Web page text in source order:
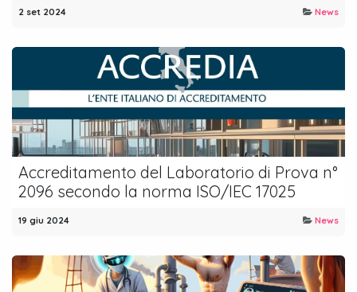
2 set 2024 News
Accreditamento del Laboratorio di Prova n°
2096 secondo la norma ISO/IEC 17025
19 giu 2024 News